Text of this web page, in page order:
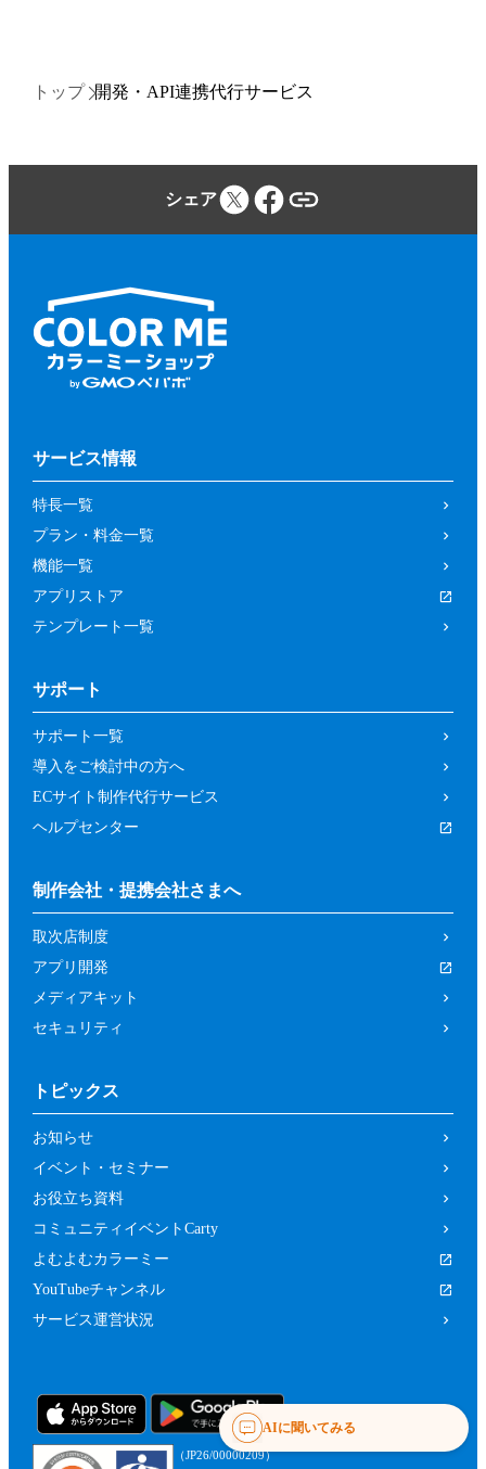
トップ 開発・API連携代行サービス
シェア
サービス情報
特長一覧
プラン・料金一覧
機能一覧
アプリストア
テンプレート一覧
サポート
サポート一覧
導入をご検討中の方へ
ECサイト制作代行サービス
ヘルプセンター
制作会社・提携会社さまへ
取次店制度
アプリ開発
メディアキット
セキュリティ
トピックス
お知らせ
イベント・セミナー
お役立ち資料
コミュニティイベントCarty
よむよむカラーミー
YouTubeチャンネル
サービス運営状況
（JP26/00000209）
AIに聞いてみる